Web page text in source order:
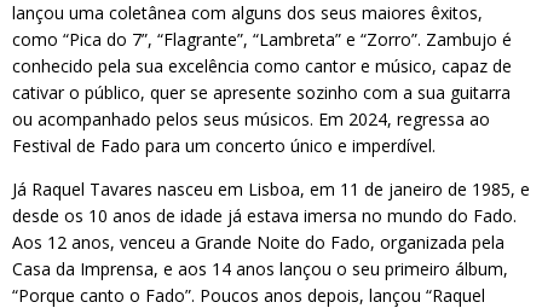
lançou uma coletânea com alguns dos seus maiores êxitos,
como “Pica do 7”, “Flagrante”, “Lambreta” e “Zorro”. Zambujo é
conhecido pela sua excelência como cantor e músico, capaz de
cativar o público, quer se apresente sozinho com a sua guitarra
ou acompanhado pelos seus músicos. Em 2024, regressa ao
Festival de Fado para um concerto único e imperdível.
Já Raquel Tavares nasceu em Lisboa, em 11 de janeiro de 1985, e
desde os 10 anos de idade já estava imersa no mundo do Fado.
Aos 12 anos, venceu a Grande Noite do Fado, organizada pela
Casa da Imprensa, e aos 14 anos lançou o seu primeiro álbum,
“Porque canto o Fado”. Poucos anos depois, lançou “Raquel